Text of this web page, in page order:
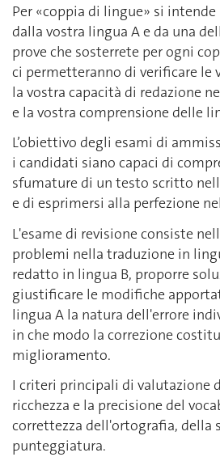
Per «coppia di lingue» si
dalla vostra lingua A e da una
prove che sosterrete per ogni
ci permetteranno di verificare le
la vostra capacità di redazione
e la vostra comprensione delle
L’obiettivo degli esami di
i candidati siano capaci di
sfumature di un testo scritto
e di esprimersi alla perfezione
L'esame di revisione consiste
problemi nella traduzione in
redatto in lingua B, proporre
giustificare le modifiche
lingua A la natura dell'errore
in che modo la correzione
miglioramento.
I criteri principali di valutazione
ricchezza e la precisione del
correttezza dell'ortografia, della
punteggiatura.